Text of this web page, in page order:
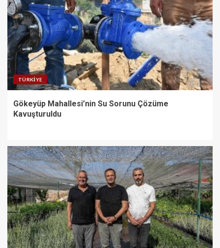
TÜRKIYE
Gökeyüp Mahallesi’nin Su Sorunu Çözüme
Kavuşturuldu